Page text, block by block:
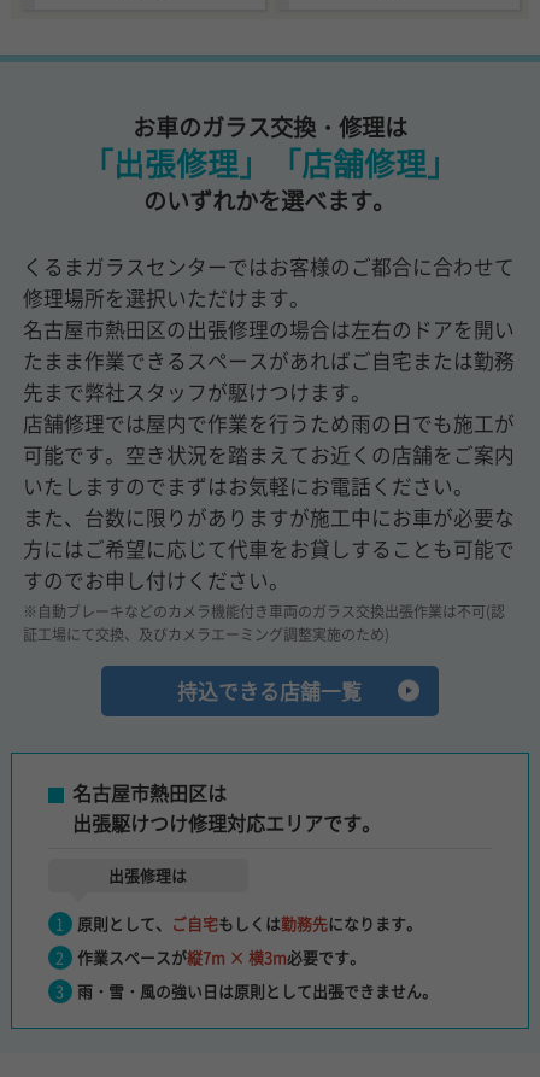
お車のガラス交換・修理は
「出張修理」「店舗修理」
のいずれかを選べます。
くるまガラスセンターではお客様のご都合に合わせて
修理場所を選択いただけます。
名古屋市熱田区の出張修理の場合は左右のドアを開い
たまま作業できるスペースがあればご自宅または勤務
先まで弊社スタッフが駆けつけます。
店舗修理では屋内で作業を行うため雨の日でも施工が
可能です。空き状況を踏まえてお近くの店舗をご案内
いたしますのでまずはお気軽にお電話ください。
また、台数に限りがありますが施工中にお車が必要な
方にはご希望に応じて代車をお貸しすることも可能で
すのでお申し付けください。
※自動ブレーキなどのカメラ機能付き車両のガラス交換出張作業は不可(認
証工場にて交換、及びカメラエーミング調整実施のため)
持込できる店舗一覧
名古屋市熱田区は
出張駆けつけ修理対応エリアです。
出張修理は
原則として、 ご自宅もしくは勤務先になります。
作業スペースが縦7m × 横3m必要です。
雨・雪・風の強い日は原則として出張できません。